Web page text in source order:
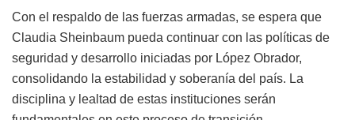
Con el respaldo de las fuerzas armadas, se espera que
Claudia Sheinbaum pueda continuar con las políticas de
seguridad y desarrollo iniciadas por López Obrador,
consolidando la estabilidad y soberanía del país. La
disciplina y lealtad de estas instituciones serán